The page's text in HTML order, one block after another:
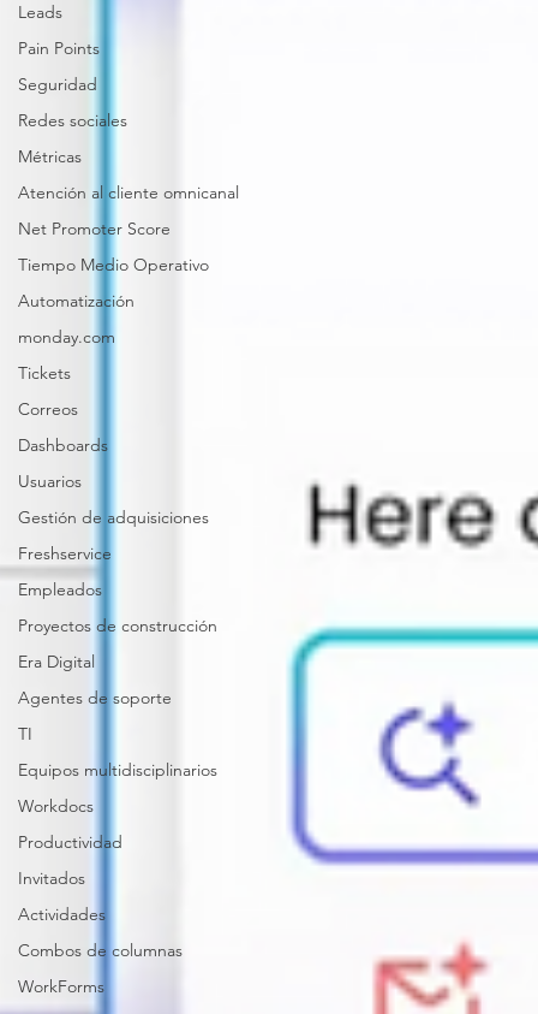
Leads
Pain Points
Seguridad
Redes sociales
Métricas
Atención al cliente omnicanal
Net Promoter Score
Tiempo Medio Operativo
Automatización
monday.com
Tickets
Correos
Dashboards
Usuarios
Gestión de adquisiciones
Freshservice
Empleados
Proyectos de construcción
Era Digital
Agentes de soporte
TI
Equipos multidisciplinarios
Workdocs
Productividad
Invitados
Actividades
Combos de columnas
WorkForms